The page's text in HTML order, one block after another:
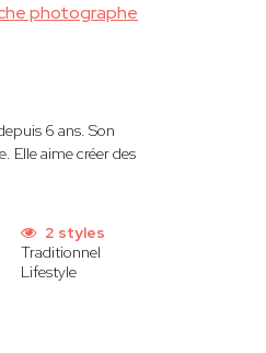
photographe
6 ans. Son
Elle aime créer des
2 styles
Traditionnel
Lifestyle